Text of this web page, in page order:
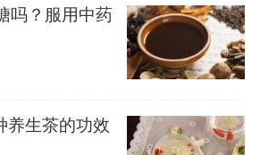
吗？服用中药
养生茶的功效